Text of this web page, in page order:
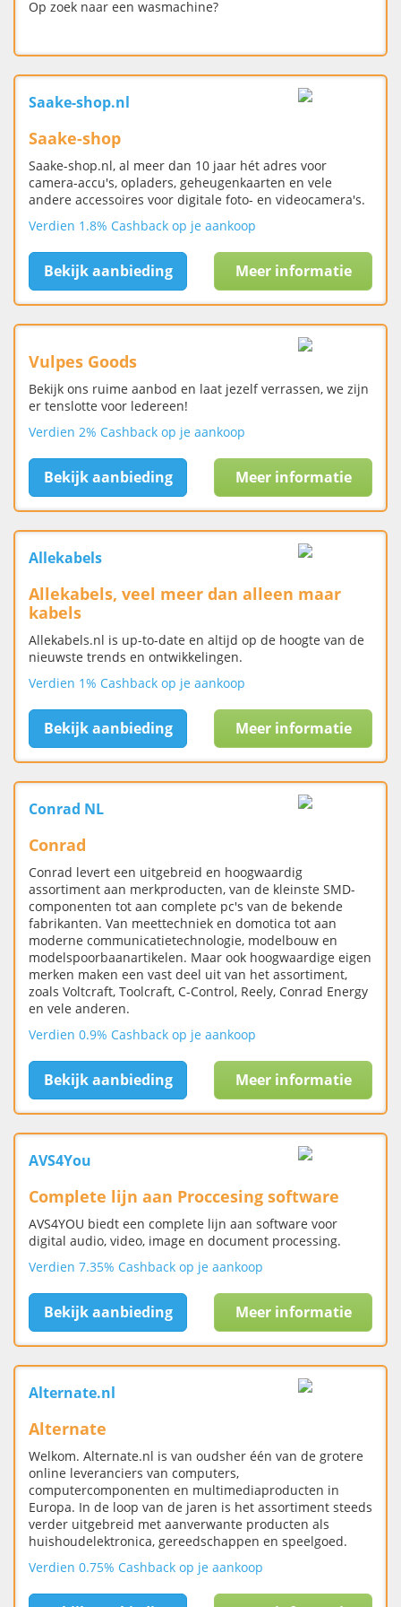
Op zoek naar een wasmachine?
Saake-shop.nl
Saake-shop
Saake-shop.nl, al meer dan 10 jaar hét adres voor
camera-accu's, opladers, geheugenkaarten en vele
andere accessoires voor digitale foto- en videocamera's.
Verdien 1.8% Cashback op je aankoop
Bekijk aanbieding Meer informatie
Vulpes Goods
Bekijk ons ruime aanbod en laat jezelf verrassen, we zijn
er tenslotte voor ledereen!
Verdien 2% Cashback op je aankoop
Bekijk aanbieding Meer informatie
Allekabels
Allekabels, veel meer dan alleen maar
kabels
Allekabels.nl is up-to-date en altijd op de hoogte van de
nieuwste trends en ontwikkelingen.
Verdien 1% Cashback op je aankoop
Bekijk aanbieding Meer informatie
Conrad NL
Conrad
Conrad levert een uitgebreid en hoogwaardig
assortiment aan merkproducten, van de kleinste SMD-
componenten tot aan complete pc's van de bekende
fabrikanten. Van meettechniek en domotica tot aan
moderne communicatietechnologie, modelbouw en
modelspoorbaanartikelen. Maar ook hoogwaardige eigen
merken maken een vast deel uit van het assortiment,
zoals Voltcraft, Toolcraft, C-Control, Reely, Conrad Energy
en vele anderen.
Verdien 0.9% Cashback op je aankoop
Bekijk aanbieding Meer informatie
AVS4You
Complete lijn aan Proccesing software
AVS4YOU biedt een complete lijn aan software voor
digital audio, video, image en document processing.
Verdien 7.35% Cashback op je aankoop
Bekijk aanbieding Meer informatie
Alternate.nl
Alternate
Welkom. Alternate.nl is van oudsher één van de grotere
online leveranciers van computers,
computercomponenten en multimediaproducten in
Europa. In de loop van de jaren is het assortiment steeds
verder uitgebreid met aanverwante producten als
huishoudelektronica, gereedschappen en speelgoed.
Verdien 0.75% Cashback op je aankoop